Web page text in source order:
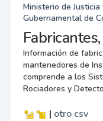
Ministerio de
Gubernamental de
Información de
mantenedores de
comprende a los
Rociadores y
| otro csv